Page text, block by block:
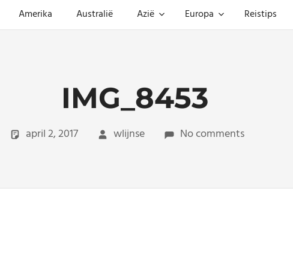
Amerika Australië Azië Europa Reistips
IMG_8453
april 2, 2017 wlijnse No comments